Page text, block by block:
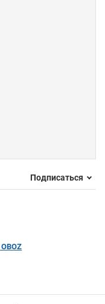
Подписаться